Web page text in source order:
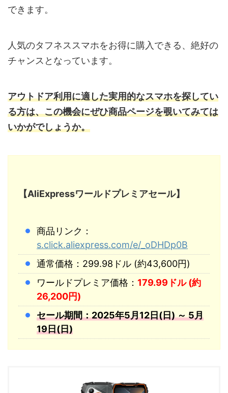
できます。
人気のタフネススマホをお得に購入できる、絶好の
チャンスとなっています。
アウトドア利用に適した実用的なスマホを探してい
る方は、この機会にぜひ商品ページを覗いてみては
いかがでしょうか。
【AliExpressワールドプレミアセール】
商品リンク：
s.click.aliexpress.com/e/_oDHDp0B
通常価格：299.98ドル (約43,600円)
ワールドプレミア価格： 179.99ドル (約
26,200円)
セール期間：2025年5月12日(日) ～ 5月
19日(日)